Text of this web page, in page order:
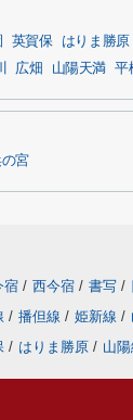
英賀保 はりま勝原
広畑 山陽天満 平
宮
宿 / 西今宿 / 書写 /
/ 播但線 / 姫新線 /
/ はりま勝原 / 山